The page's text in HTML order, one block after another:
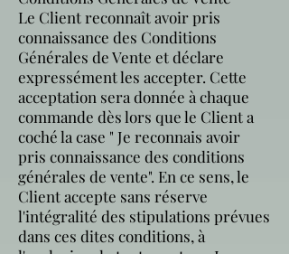
Le Client reconnaît avoir pris
connaissance des Conditions
Générales de Vente et déclare
expressément les accepter. Cette
acceptation sera donnée à chaque
commande dès lors que le Client a
coché la case " Je reconnais avoir
pris connaissance des conditions
générales de vente". En ce sens, le
Client accepte sans réserve
l'intégralité des stipulations prévues
dans ces dites conditions, à